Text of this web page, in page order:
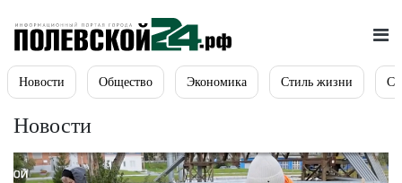
Новости Общество Экономика Стиль жизни
Новости